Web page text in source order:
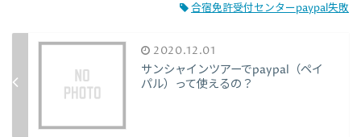
合宿免許受付センターpaypal失敗
2020.12.01
サンシャインツアーでpaypal（ペイ
パル）って使えるの？